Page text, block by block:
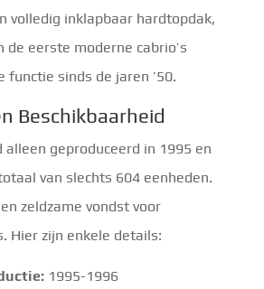
volledig inklapbaar hardtopdak,
de eerste moderne cabrio’s
functie sinds de jaren ’50.
Beschikbaarheid
alleen geproduceerd in 1995 en
van slechts 604 eenheden.
zeldzame vondst voor
Hier zijn enkele details:
1995-1996